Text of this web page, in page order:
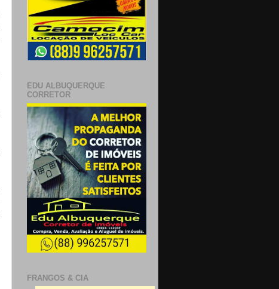
EDU ALBUQUERQUE
CORRETOR
FRANGOS & CIA